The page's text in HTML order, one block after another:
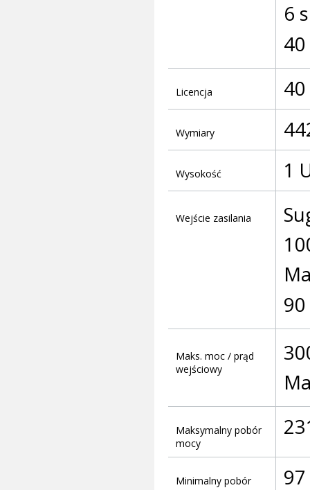
6
Licencja
Wymiary
Wysokość 1
Wejście zasilania
90
Maks. moc / prąd
wejściowy
Maksymalny pobór
mocy
Minimalny pobór